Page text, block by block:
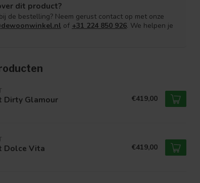
dit product?
de bestelling? Neem gerust contact op met onze
of +31 224 850 926. We helpen je
Dirty Glamour €419,00
Dolce Vita €419,00